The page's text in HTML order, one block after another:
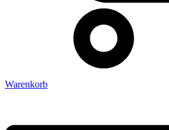
Warenkorb